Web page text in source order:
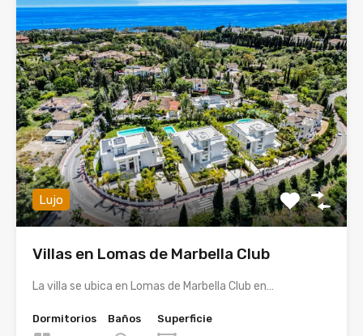
Lujo
Villas en Lomas de Marbella Club
La villa se ubica en Lomas de Marbella Club en…
Dormitorios
Baños
Superficie